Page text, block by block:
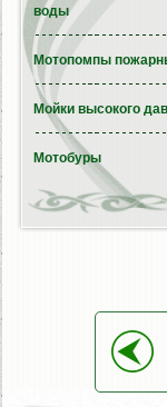
воды
Мотопомпы
Мойки высокого
Мотобуры